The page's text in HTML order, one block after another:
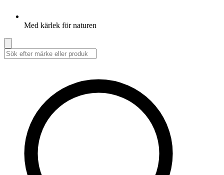
Med kärlek för naturen